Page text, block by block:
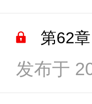
第62
发布于